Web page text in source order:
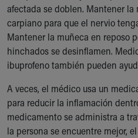
afectada se doblen. Mantener
carpiano para que el nervio
Mantener la muñeca en reposo
hinchados se desinflamen.
ibuprofeno también pueden
A veces, el médico usa un
para reducir la inflamación
medicamento se administra a
la persona se encuentre mejor,